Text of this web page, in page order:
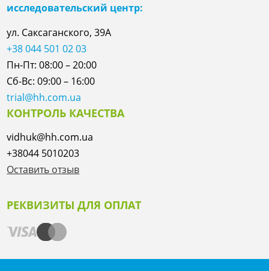
исследовательский центр:
ул. Саксаганского, 39А
+38 044 501 02 03
Пн-Пт: 08:00 – 20:00
Сб-Вс: 09:00 – 16:00
trial@hh.com.ua
КОНТРОЛЬ КАЧЕСТВА
vidhuk@hh.com.ua
+38044 5010203
Оставить отзыв
РЕКВИЗИТЫ ДЛЯ ОПЛАТ